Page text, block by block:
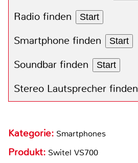
Radio finden Start
Smartphone finden Start
Soundbar finden Start
Stereo Lautsprecher finden
Kategorie: Smartphones
Produkt: Switel VS700